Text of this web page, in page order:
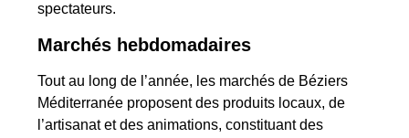
spectateurs.
Marchés hebdomadaires
Tout au long de l’année, les marchés de Béziers
Méditerranée proposent des produits locaux, de
l’artisanat et des animations, constituant des